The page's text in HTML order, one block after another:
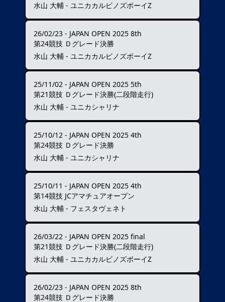
水山 大輔 - ユニカカルビノズボーイZ
26/02/23 - JAPAN OPEN 2025 8th
第24競技 Ｄグレード決勝
水山 大輔 - ユニカカルビノズボーイZ
25/11/02 - JAPAN OPEN 2025 5th
第21競技 Ｄグレード決勝(二段階走行)
水山 大輔 - ユニカシャリナ
25/10/12 - JAPAN OPEN 2025 4th
第24競技 Ｄグレード決勝
水山 大輔 - ユニカシャリナ
25/10/11 - JAPAN OPEN 2025 4th
第14競技 JCアマチュアオープン
水山 大輔 - フェスタヴェネト
26/03/22 - JAPAN OPEN 2025 final
第21競技 Ｄグレード決勝(二段階走行)
水山 大輔 - ユニカカルビノズボーイZ
26/02/23 - JAPAN OPEN 2025 8th
第24競技 Ｄグレード決勝